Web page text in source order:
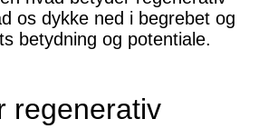
os dykke ned i begrebet og
betydning og potentiale.
regenerativ